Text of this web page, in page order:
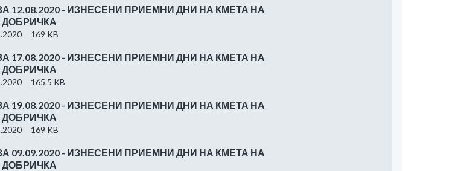
12.08.2020 - ИЗНЕСЕНИ ПРИЕМНИ ДНИ НА КМЕТА НА
169 KB
17.08.2020 - ИЗНЕСЕНИ ПРИЕМНИ ДНИ НА КМЕТА НА
165.5 KB
19.08.2020 - ИЗНЕСЕНИ ПРИЕМНИ ДНИ НА КМЕТА НА
169 KB
09.09.2020 - ИЗНЕСЕНИ ПРИЕМНИ ДНИ НА КМЕТА НА